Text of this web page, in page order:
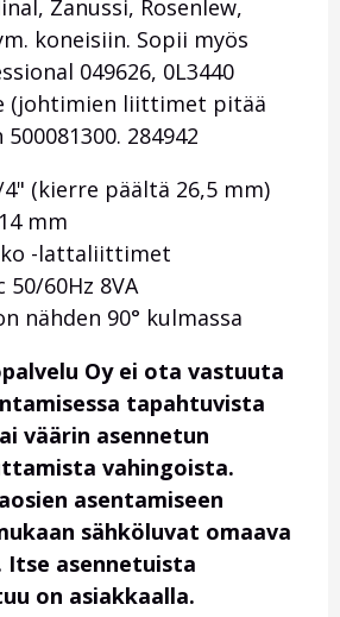
Zanussi, Rosenlew,
koneisiin. Sopii myös
049626, 0L3440
(johtimien liittimet pitää
284942
(kierre päältä 26,5 mm)
mm
-lattaliittimet
50/60Hz 8VA
nähden 90° kulmassa
Oy ei ota vastuuta
tapahtuvista
väärin asennetun
vahingoista.
asentamiseen
sähköluvat omaava
asennetuista
on asiakkaalla.